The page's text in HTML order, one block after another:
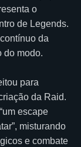
o
de Legends.
da
do modo.
para
da Raid.
escape
misturando
e combate